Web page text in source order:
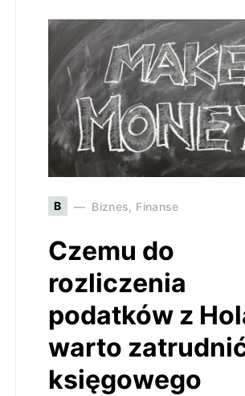
B Biznes, Finanse
Czemu do
rozliczenia
podatków z
warto
księgowego